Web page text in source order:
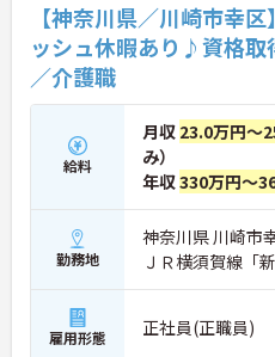
【神奈川県／川崎市幸
ッシュ休暇あり♪資格
／介護職
給料
月収 23.0万円～
み）
年収330万円～
勤務地
神奈川県 川崎市
ＪＲ横須賀線「
雇用形態 正社員(正職員)